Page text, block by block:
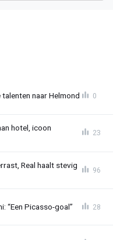
naar Helmond 0
hotel, icoon
23
Real haalt stevig
96
“Een Picasso-goal” 28